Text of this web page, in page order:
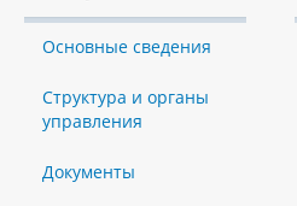
Основные сведения
Структура и органы
управления
Документы